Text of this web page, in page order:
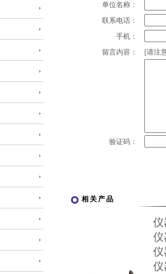
单位名称：
联系电话：
手机：
留言内容：
[请注
验证码：
相关产品
仪
仪
仪
仪